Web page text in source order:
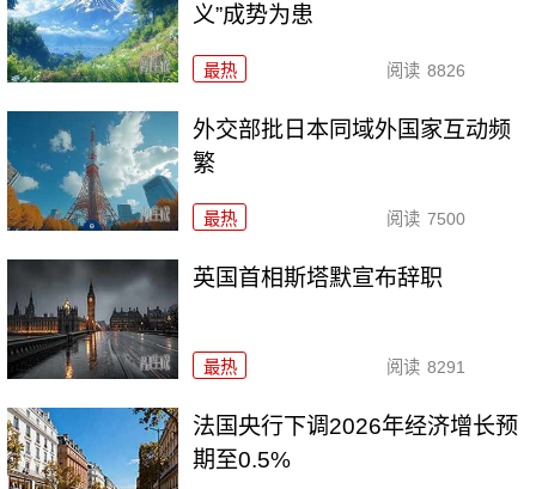
义”成势为患
最热 阅读 8826
外交部批日本同域外国家互动频
繁
最热 阅读 7500
英国首相斯塔默宣布辞职
最热 阅读 8291
法国央行下调2026年经济增长预
期至0.5%